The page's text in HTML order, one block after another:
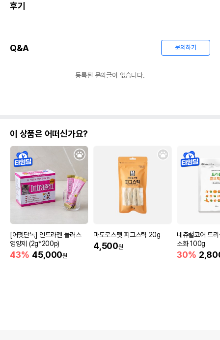
후기
Q&A 문의하기
등록된 문의글이 없습니다.
이 상품은 어떠신가요?
[어펫단독] 인트라젠 플러스
영양제 (2g*200p)
43% 45,000원
마도로스펫 피그스틱 20g
4,500원
네츄럴코어 트
소화 100g
30%